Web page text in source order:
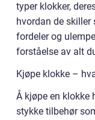
typer klokker,
hvordan de skiller
fordeler og
forståelse av alt
Kjøpe klokke –
Å kjøpe en klokke
stykke tilbehør